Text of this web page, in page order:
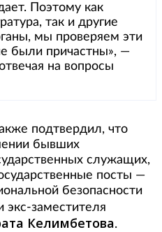
Поэтому как
так и другие
мы проверяем эти
были причастны», —
на вопросы
подтвердил, что
бывших
служащих,
посты —
безопасности
экс-заместителя
Келимбетова.